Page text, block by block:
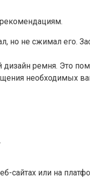
но не сжимал его.
ремня. Это
необходимых
сайтах или на